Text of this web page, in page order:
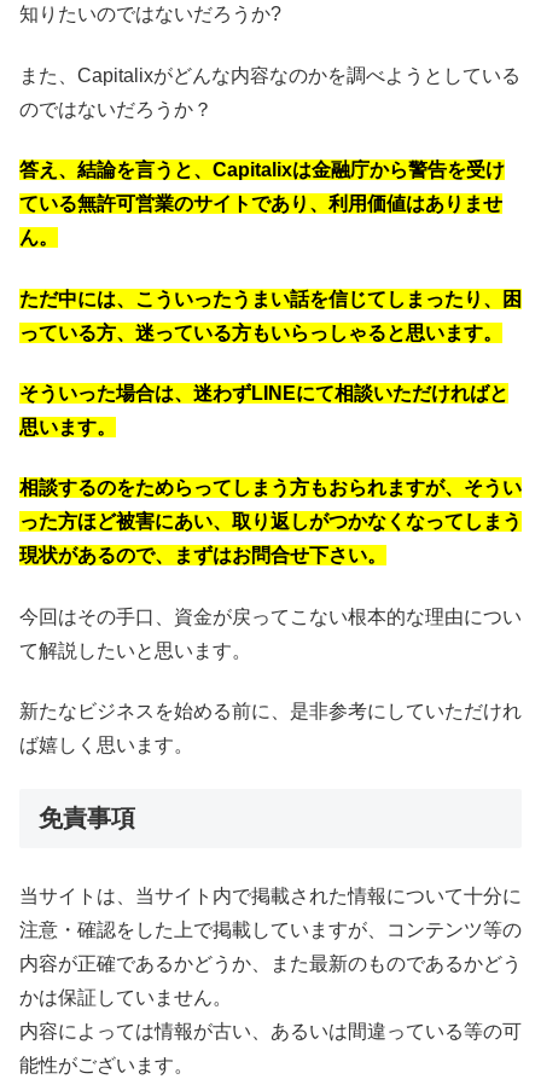
知りたいのではないだろうか?
また、Capitalixがどんな内容なのかを調べようとしている
のではないだろうか？
答え、結論を言うと、Capitalixは金融庁から警告を受け
ている無許可営業のサイトであり、利用価値はありませ
ん。
ただ中には、こういったうまい話を信じてしまったり、困
っている方、迷っている方もいらっしゃると思います。
そういった場合は、迷わずLINEにて相談いただければと
思います。
相談するのをためらってしまう方もおられますが、そうい
った方ほど被害にあい、取り返しがつかなくなってしまう
現状があるので、まずはお問合せ下さい。
今回はその手口、資金が戻ってこない根本的な理由につい
て解説したいと思います。
新たなビジネスを始める前に、是非参考にしていただけれ
ば嬉しく思います。
免責事項
当サイトは、当サイト内で掲載された情報について十分に
注意・確認をした上で掲載していますが、コンテンツ等の
内容が正確であるかどうか、また最新のものであるかどう
かは保証していません。
内容によっては情報が古い、あるいは間違っている等の可
能性がございます。